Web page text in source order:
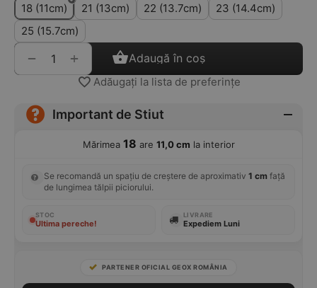
18 (11cm)
21 (13cm) 22 (13.7cm)
23 (14.4cm)
25 (15.7cm)
+
− Adaugă în coș
Adăugați la lista de preferințe
Important de Stiut
Mărimea 18 are 11,0 cm la interior
Se recomandă un spațiu de creștere de aproximativ 1 cm față
de lungimea tălpii piciorului.
STOC
Ultima pereche!
LIVRARE
Expediem Luni
PARTENER OFICIAL GEOX ROMÂNIA